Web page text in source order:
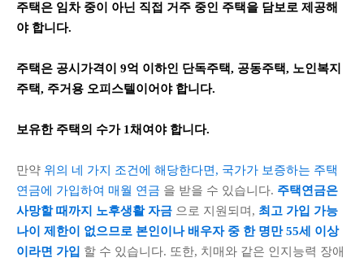
주택은 임차 중이 아닌 직접 거주 중인 주택을 담보로 제공해
야 합니다.
주택은 공시가격이 9억 이하인 단독주택, 공동주택, 노인복지
주택, 주거용 오피스텔이어야 합니다.
보유한 주택의 수가 1채여야 합니다.
만약 위의 네 가지 조건에 해당한다면, 국가가 보증하는 주택
연금에 가입하여 매월 연금 을 받을 수 있습니다. 주택연금은
사망할 때까지 노후생활 자금 으로 지원되며, 최고 가입 가능
나이 제한이 없으므로 본인이나 배우자 중 한 명만 55세 이상
이라면 가입 할 수 있습니다. 또한, 치매와 같은 인지능력 장애